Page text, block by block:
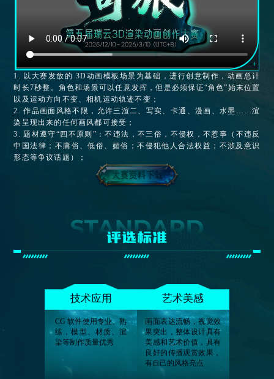
1. 以大赛发放的 3D动画模板场景为基础，进行创意制作，动画总计
时长7秒整。角色和场景可以任意发挥，但是必须保证“角色”始末位置
以及运动方向不变、相机运动轨迹不变；
2. 作品画面风格不限，允许三渲二、写实、卡通、漫画、水墨……渲
染呈现出来的任何画风都可接受；
3. 题材遵守“四不原则”：不违法，不三俗，不侵权，不惹事（不违反
中国法律；不庸俗、低俗、媚俗；不侵犯他人合法权益；不涉及意识
形态等争议话题）；
评选标准
技术应用
CG 软件使⽤专业、熟
练，模型、材质、渲
染等制作质量优秀
艺术美感
画⾯表达流畅，视觉效
果突出，整体设计具有
美感和艺术价值，具有
良好的传播观赏效果，
有自己的风格亮点